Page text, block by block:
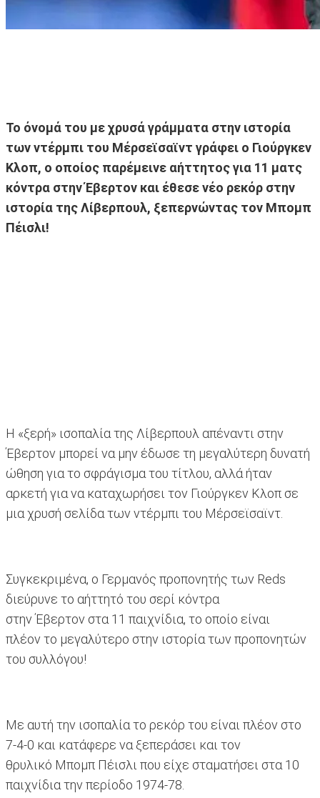
Το όνομά του με χρυσά γράμματα στην ιστορία
των ντέρμπι του Μέρσεϊσαϊντ γράφει ο Γιούργκεν
Κλοπ, ο οποίος παρέμεινε αήττητος για 11 ματς
κόντρα στην Έβερτον και έθεσε νέο ρεκόρ στην
ιστορία της Λίβερπουλ, ξεπερνώντας τον Μπομπ
Πέισλι!
Η «ξερή» ισοπαλία της Λίβερπουλ απέναντι στην
Έβερτον μπορεί να μην έδωσε τη μεγαλύτερη δυνατή
ώθηση για το σφράγισμα του τίτλου, αλλά ήταν
αρκετή για να καταχωρήσει τον Γιούργκεν Κλοπ σε
μια χρυσή σελίδα των ντέρμπι του Μέρσεϊσαϊντ.
Συγκεκριμένα, ο Γερμανός προπονητής των Reds
διεύρυνε το αήττητό του σερί κόντρα
στην Έβερτον στα 11 παιχνίδια, το οποίο είναι
πλέον το μεγαλύτερο στην ιστορία των προπονητών
του συλλόγου!
Με αυτή την ισοπαλία το ρεκόρ του είναι πλέον στο
7-4-0 και κατάφερε να ξεπεράσει και τον
θρυλικό Μπομπ Πέισλι που είχε σταματήσει στα 10
παιχνίδια την περίοδο 1974-78.